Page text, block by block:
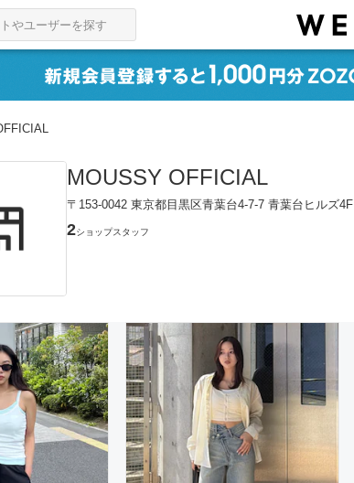
やユーザーを探す
MOUSSY OFFICIAL
〒153-0042 東京都目黒区青葉台4-7-7 青葉台ヒルズ4F
ショップスタッフ
2